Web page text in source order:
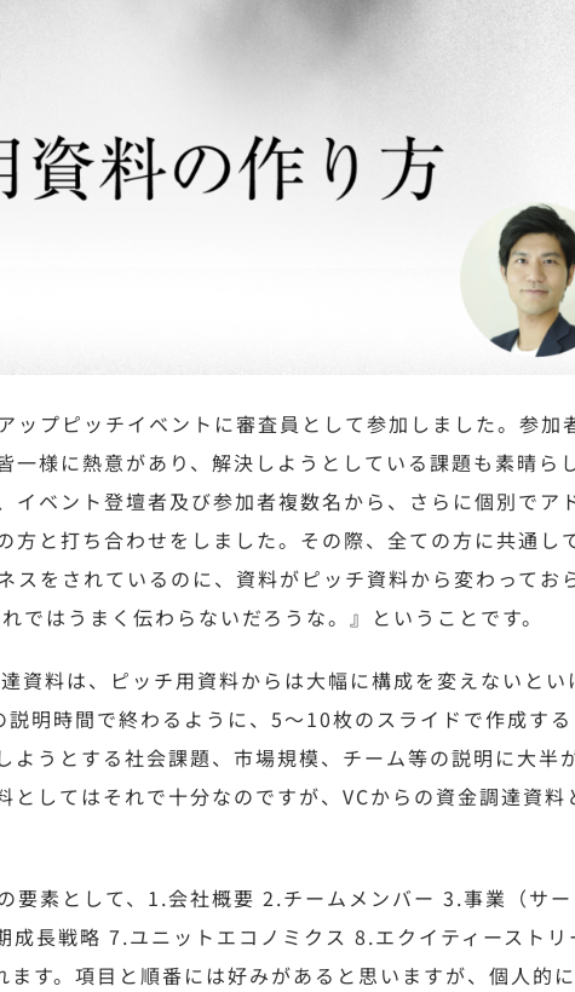
ップピッチイベントに審査員として参加しました。参加
様に熱意があり、解決しようとしている課題も素晴らし
イベント登壇者及び参加者複数名から、さらに個別でア
方と打ち合わせをしました。その際、全ての方に共通し
をされているのに、資料がピッチ資料から変わっておら
ではうまく伝わらないだろうな。』ということです。
資料は、ピッチ用資料からは大幅に構成を変えないとい
明時間で終わるように、5〜10枚のスライドで作成する
ようとする社会課題、市場規模、チーム等の説明に大半
としてはそれで十分なのですが、VCからの資金調達資料
要素として、1.会社概要 2.チームメンバー 3.事業（サー
長戦略 7.ユニットエコノミクス 8.エクイティースト
す。項目と順番には好みがあると思いますが、個人的